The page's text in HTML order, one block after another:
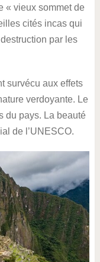
« vieux sommet de
cités incas qui
par les
survécu aux effets
verdoyante. Le
du pays. La beauté
de l’UNESCO.